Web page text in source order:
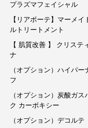
プラズマフェイシャル
【リアボーテ】マーメイ
ルトリートメント
【 肌質改善 】 クリステ
ナ
（オプション）ハイパー
フ
（オプション）炭酸ガス
ク カーボキシー
（オプション）デコルテ